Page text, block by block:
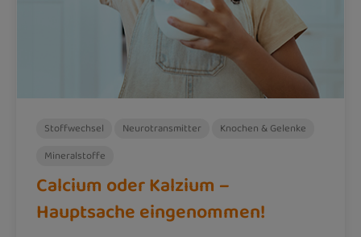
Stoffwechsel Neurotransmitter
Knochen & Gelenke
Mineralstoffe
Calcium oder Kalzium –
Hauptsache eingenommen!